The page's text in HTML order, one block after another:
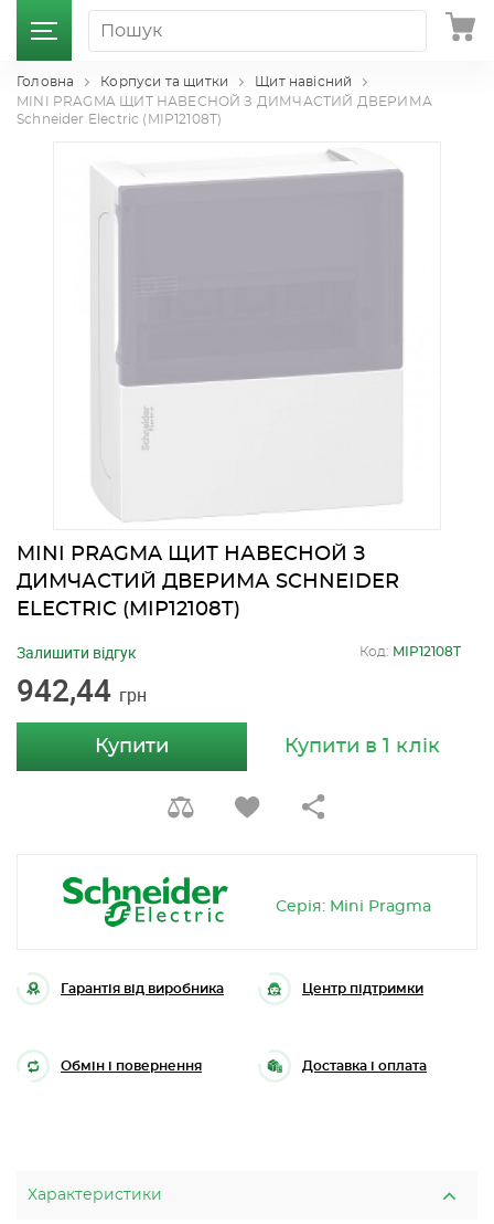
Головна Корпуси та щитки
Щит навісний
MINI PRAGMA ЩИТ НАВЕСНОЙ З ДИМЧАСТИЙ ДВЕРИМА
Schneider Electric (MIP12108T)
MINI PRAGMA ЩИТ НАВЕСНОЙ З
ДИМЧАСТИЙ ДВЕРИМА SCHNEIDER
ELECTRIC (MIP12108T)
942,44 грн
Залишити відгук Код: MIP12108T
Купити Купити в 1 клік
Серія: Mini Pragma
Гарантія від виробника Центр підтримки
Обмін і повернення Доставка і оплата
Характеристики